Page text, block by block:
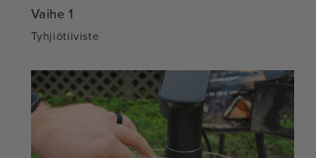
Vaihe 1
Tyhjiötiiviste